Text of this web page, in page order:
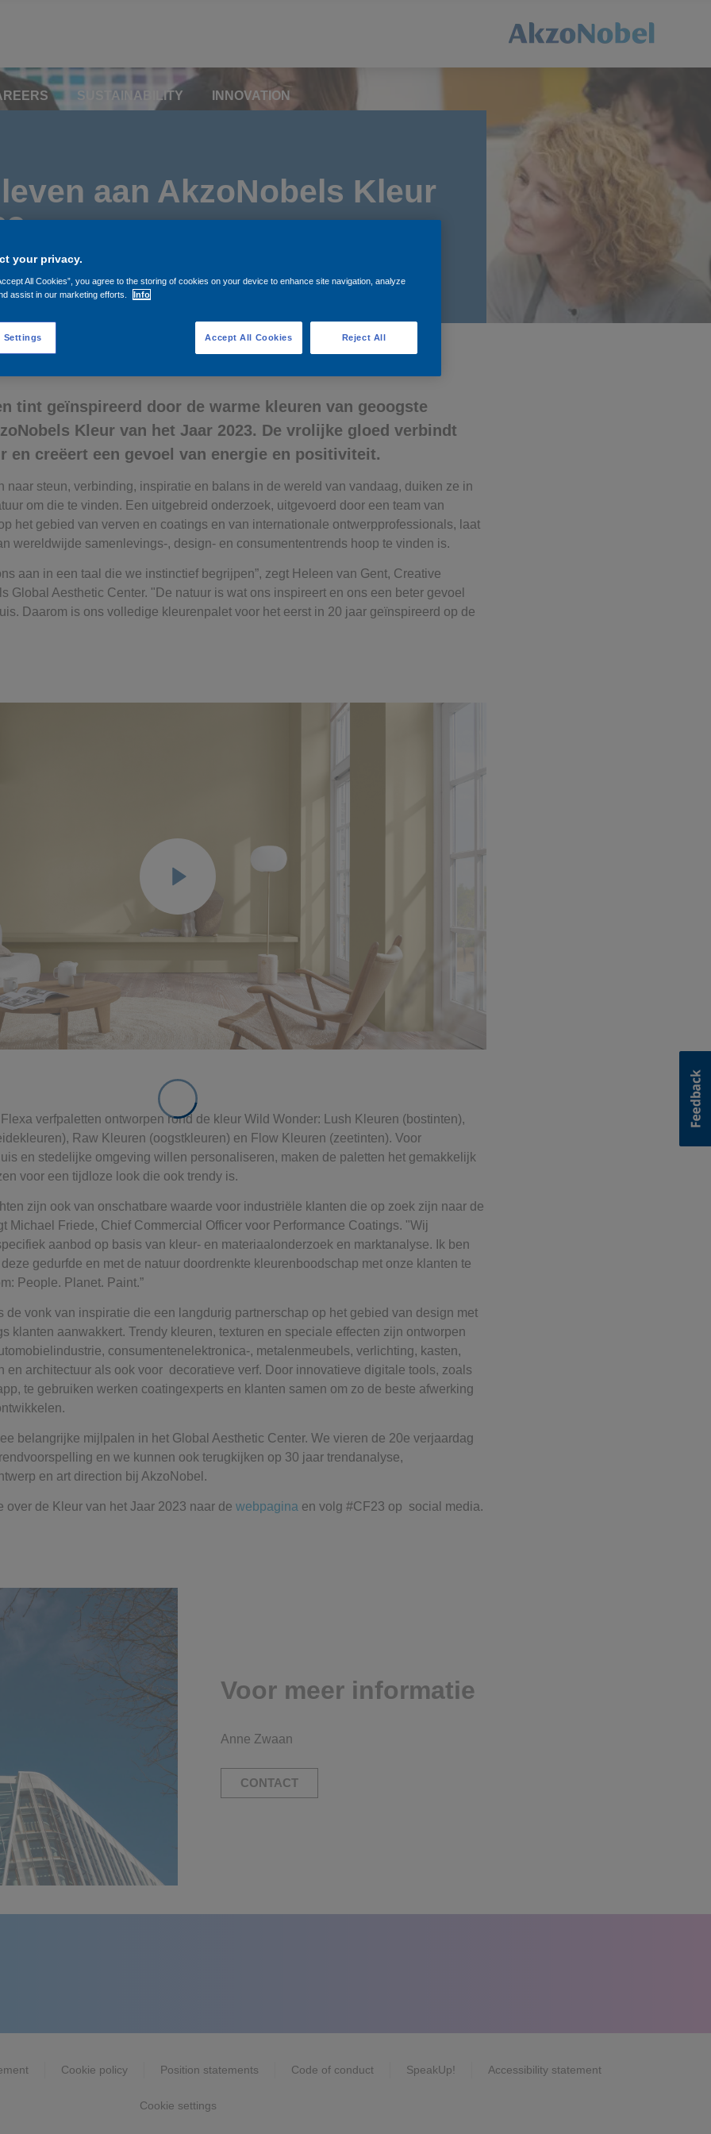
SUSTAINABILITY INNOVATION
aan AkzoNobels Kleur
tint geïnspireerd door de warme kleuren van geoogste
Kleur van het Jaar 2023. De vrolijke gloed verbindt
en creëert een gevoel van energie en positiviteit.
naar steun, verbinding, inspiratie en balans in de wereld van vandaag, duiken ze in
om die te vinden. Een uitgebreid onderzoek, uitgevoerd door een team van
het gebied van verven en coatings en van internationale ontwerpprofessionals, laat
wereldwijde samenlevings-, design- en consumententrends hoop te vinden is.
aan in een taal die we instinctief begrijpen”, zegt Heleen van Gent, Creative
Global Aesthetic Center. "De natuur is wat ons inspireert en ons een beter gevoel
Daarom is ons volledige kleurenpalet voor het eerst in 20 jaar geïnspireerd op de
Enter
verfpaletten ontworpen rond de kleur Wild Wonder: Lush Kleuren (bostinten),
Raw Kleuren (oogstkleuren) en Flow Kleuren (zeetinten). Voor
en stedelijke omgeving willen personaliseren, maken de paletten het gemakkelijk
voor een tijdloze look die ook trendy is.
zijn ook van onschatbare waarde voor industriële klanten die op zoek zijn naar de
Michael Friede, Chief Commercial Officer voor Performance Coatings. "Wij
aanbod op basis van kleur- en materiaalonderzoek en marktanalyse. Ik ben
gedurfde en met de natuur doordrenkte kleurenboodschap met onze klanten te
People. Planet. Paint.”
de vonk van inspiratie die een langdurig partnerschap op het gebied van design met
klanten aanwakkert. Trendy kleuren, texturen en speciale effecten zijn ontworpen
consumentenelektronica-, metalenmeubels, verlichting, kasten,
en architectuur als ook voor decoratieve verf. Door innovatieve digitale tools, zoals
te gebruiken werken coatingexperts en klanten samen om zo de beste afwerking
belangrijke mijlpalen in het Global Aesthetic Center. We vieren de 20e verjaardag
en we kunnen ook terugkijken op 30 jaar trendanalyse,
en art direction bij AkzoNobel.
over de Kleur van het Jaar 2023 naar dewebpagina en volg #CF23 op social media.
Voor meer informatie
Anne Zwaan
CONTACT
Cookie policy Position statements Code of conduct SpeakUp! Accessibility statement
Cookie settings
your privacy.
All Cookies”, you agree to the storing of cookies on your device to enhance site navigation, analyze
assist in our marketing efforts.
Info
Settings Reject All
Accept All Cookies